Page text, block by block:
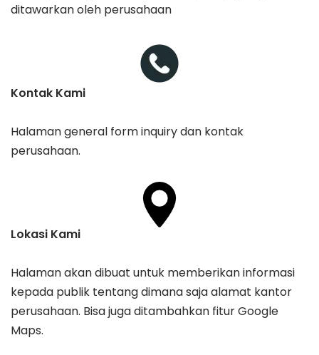
ditawarkan oleh perusahaan
Kontak Kami
Halaman general form inquiry dan kontak
perusahaan.
Lokasi Kami
Halaman akan dibuat untuk memberikan informasi
kepada publik tentang dimana saja alamat kantor
perusahaan. Bisa juga ditambahkan fitur Google
Maps.